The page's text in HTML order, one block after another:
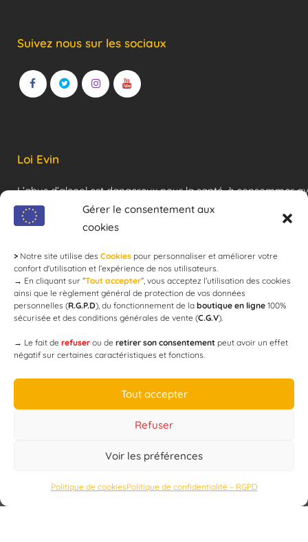
Gérer le consentement aux
cookies
> Notre site utilise des Cookies pour personnaliser et améliorer votre
confort d'utilisation et l’expérience de nos utilisateurs.
→ En cliquant sur ”Tout accepter”, vous acceptez l’utilisation des cookies
ainsi que le règlement général de protection de vos données
personnelles (R.G.P.D), du fonctionnement de la boutique en ligne 100%
sécurisée et des conditions générales de vente (C.G.V).
→ Le fait de refuser ou de retirer son consentement peut avoir un effet
négatif sur certaines caractéristiques et fonctions.
Tout accepter
Refuser
Voir les préférences
Politique de cookiesPolitique de confidentialité – RGPD
Suivez nous sur les sociaux
Loi Evin
L’abus d’alcool est dangereux pour la santé, à consommer
modération !
Newsletter
email
Designed byWEB3-DESIGN
CopyrightCAP’C2019